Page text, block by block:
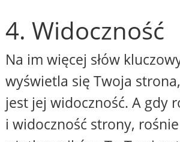
4. Widoczność
Na im więcej słów
wyświetla się Twoja
jest jej widoczność. A gdy
i widoczność strony,